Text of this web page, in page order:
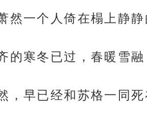
然一个人倚在榻上静静
的寒冬已过，春暖雪
，早已经和苏格一同